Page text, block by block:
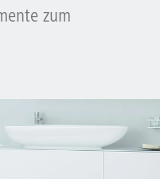
zum